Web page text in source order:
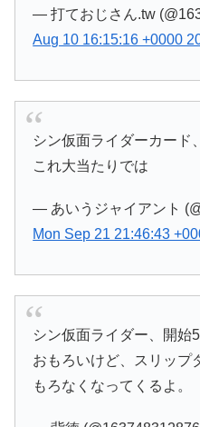
— 打ておじさん.tw
Aug 10 16:15:16 +0000
シン仮面ライダーカード
これ大当たりでは
— あいうジャイアント
Mon Sep 21 21:46:43
シン仮面ライダー、開始
おもろいけど、スリップ
もろなくなってくるよ。